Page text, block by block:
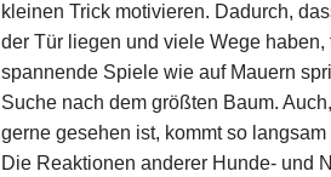
kleinen Trick motivieren. Dadurch,
der Tür liegen und viele Wege
spannende Spiele wie auf Mauern
Suche nach dem größten Baum.
gerne gesehen ist, kommt so
Die Reaktionen anderer Hunde- und